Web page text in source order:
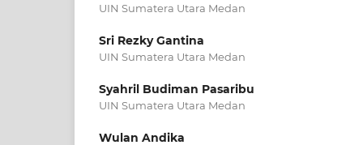
UIN Sumatera Utara Medan
Sri Rezky Gantina
UIN Sumatera Utara Medan
Syahril Budiman Pasaribu
UIN Sumatera Utara Medan
Wulan Andika